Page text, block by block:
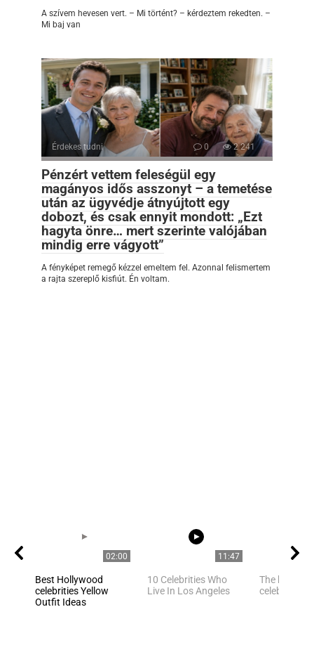
A szívem hevesen vert. – Mi történt? – kérdeztem rekedten. –
Mi baj van
Érdekes tudni 0 2 241
Pénzért vettem feleségül egy
magányos idős asszonyt – a temetése
után az ügyvédje átnyújtott egy
dobozt, és csak ennyit mondott: „Ezt
hagyta önre… mert szerinte valójában
mindig erre vágyott”
A fényképet remegő kézzel emeltem fel. Azonnal felismertem
a rajta szereplő kisfiút. Én voltam.
02:00
Best Hollywood
celebrities Yellow
Outfit Ideas
11:47
10 Celebrities Who
Live In Los Angeles
The best
celebrities